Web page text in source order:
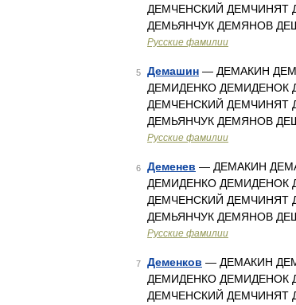
ДЕМЧЕНСКИЙ
ДЕМЬЯНЧУК ДЕМЯНОВ
Русские фамилии
5 Демашин — ДЕМАКИН
ДЕМИДЕНКО ДЕМИДЕНОК
ДЕМЧЕНСКИЙ
ДЕМЬЯНЧУК ДЕМЯНОВ
Русские фамилии
6 Деменев — ДЕМАКИН
ДЕМИДЕНКО ДЕМИДЕНОК
ДЕМЧЕНСКИЙ
ДЕМЬЯНЧУК ДЕМЯНОВ
Русские фамилии
7 Деменков — ДЕМАКИН
ДЕМИДЕНКО ДЕМИДЕНОК
ДЕМЧЕНСКИЙ